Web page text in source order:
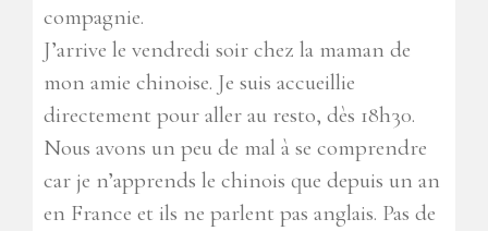
compagnie.
J’arrive le vendredi soir chez la maman de
mon amie chinoise. Je suis accueillie
directement pour aller au resto, dès 18h30.
Nous avons un peu de mal à se comprendre
car je n’apprends le chinois que depuis un an
en France et ils ne parlent pas anglais. Pas de